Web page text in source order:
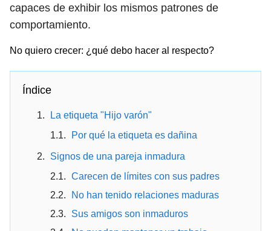
capaces de exhibir los mismos patrones de
comportamiento.
No quiero crecer: ¿qué debo hacer al respecto?
Índice
La etiqueta "Hijo varón"
Por qué la etiqueta es dañina
Signos de una pareja inmadura
Carecen de límites con sus padres
No han tenido relaciones maduras
Sus amigos son inmaduros